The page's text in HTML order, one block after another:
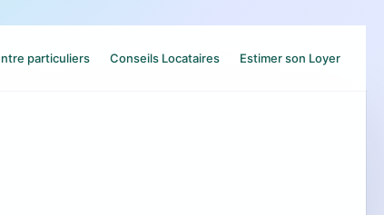
particuliers Conseils Locataires Estimer son Loyer